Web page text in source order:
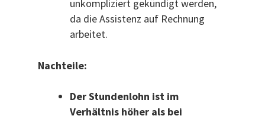
unkompliziert gekündigt werden,
da die Assistenz auf Rechnung
arbeitet.
Nachteile:
Der Stundenlohn ist im
Verhältnis höher als bei